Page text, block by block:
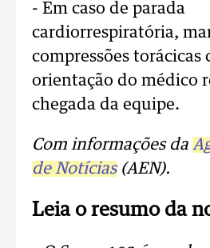
- Em caso de parada
cardiorrespiratória,
compressões torácicas
orientação do médico
chegada da equipe.
Com informações da
de Notícias(AEN).
Leia o resumo da